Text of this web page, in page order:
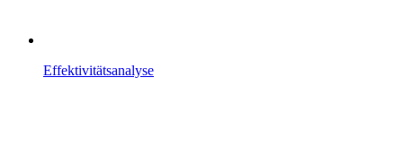
Effektivitätsanalyse